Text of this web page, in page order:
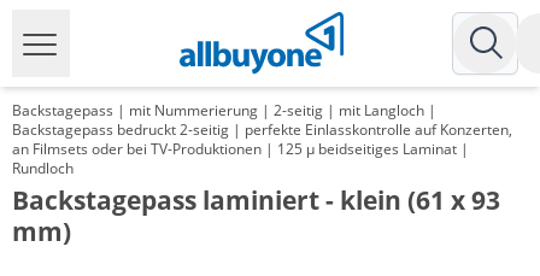
Backstagepass | mit Nummerierung | 2-seitig | mit Langloch |
Backstagepass bedruckt 2-seitig | perfekte Einlasskontrolle auf Konzerten,
an Filmsets oder bei TV-Produktionen | 125 µ beidseitiges Laminat |
Rundloch
Backstagepass laminiert - klein (61 x 93
mm)